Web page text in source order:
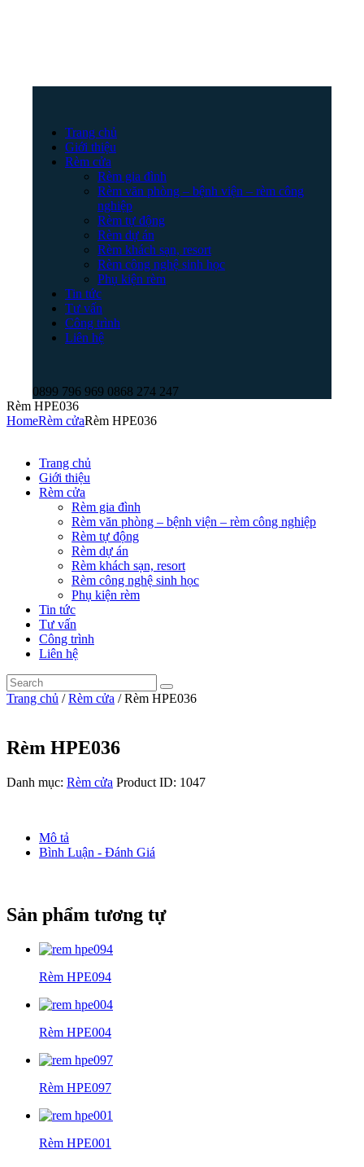
Trang chủ
Giới thiệu
Rèm cửa
Rèm gia đình
Rèm văn phòng – bệnh viện – rèm công
nghiệp
Rèm tự động
Rèm dự án
Rèm khách sạn, resort
Rèm công nghệ sinh học
Phụ kiện rèm
Tin tức
Tư vấn
Công trình
Liên hệ
0899 796 969 0868 274 247
Rèm HPE036
HomeRèm cửaRèm HPE036
Trang chủ
Giới thiệu
Rèm cửa
Rèm gia đình
Rèm văn phòng – bệnh viện – rèm công nghiệp
Rèm tự động
Rèm dự án
Rèm khách sạn, resort
Rèm công nghệ sinh học
Phụ kiện rèm
Tin tức
Tư vấn
Công trình
Liên hệ
Trang chủ /Rèm cửa / Rèm HPE036
Rèm HPE036
Danh mục: Rèm cửa Product ID: 1047
Mô tả
Bình Luận - Đánh Giá
Sản phẩm tương tự
Rèm HPE094
Rèm HPE004
Rèm HPE097
Rèm HPE001